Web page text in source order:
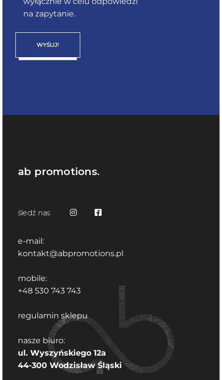
na zapytanie.
WYŚLIJ!
ab promotions.
śledź nas
e-mail:
kontakt@abpromotions.pl
mobile:
+48 530 743 743
regulamin sklepu
nasze biuro:
ul. Wyszyńskiego 12a
44-300 Wodzisław Śląski